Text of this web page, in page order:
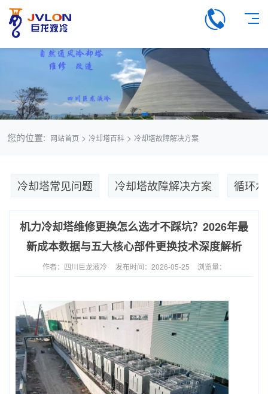
您的位置: 网站首页 > 冷却塔百科> 冷却塔故障解决方案
冷却塔常见问题 冷却塔故障解决方案 循环
机力冷却塔维修更换怎么选才不踩坑？2026年最
新成本数据与五大核心部件更换技术深度解析
作者：四川巨龙液冷 发布时间：2026-05-25 浏览量：